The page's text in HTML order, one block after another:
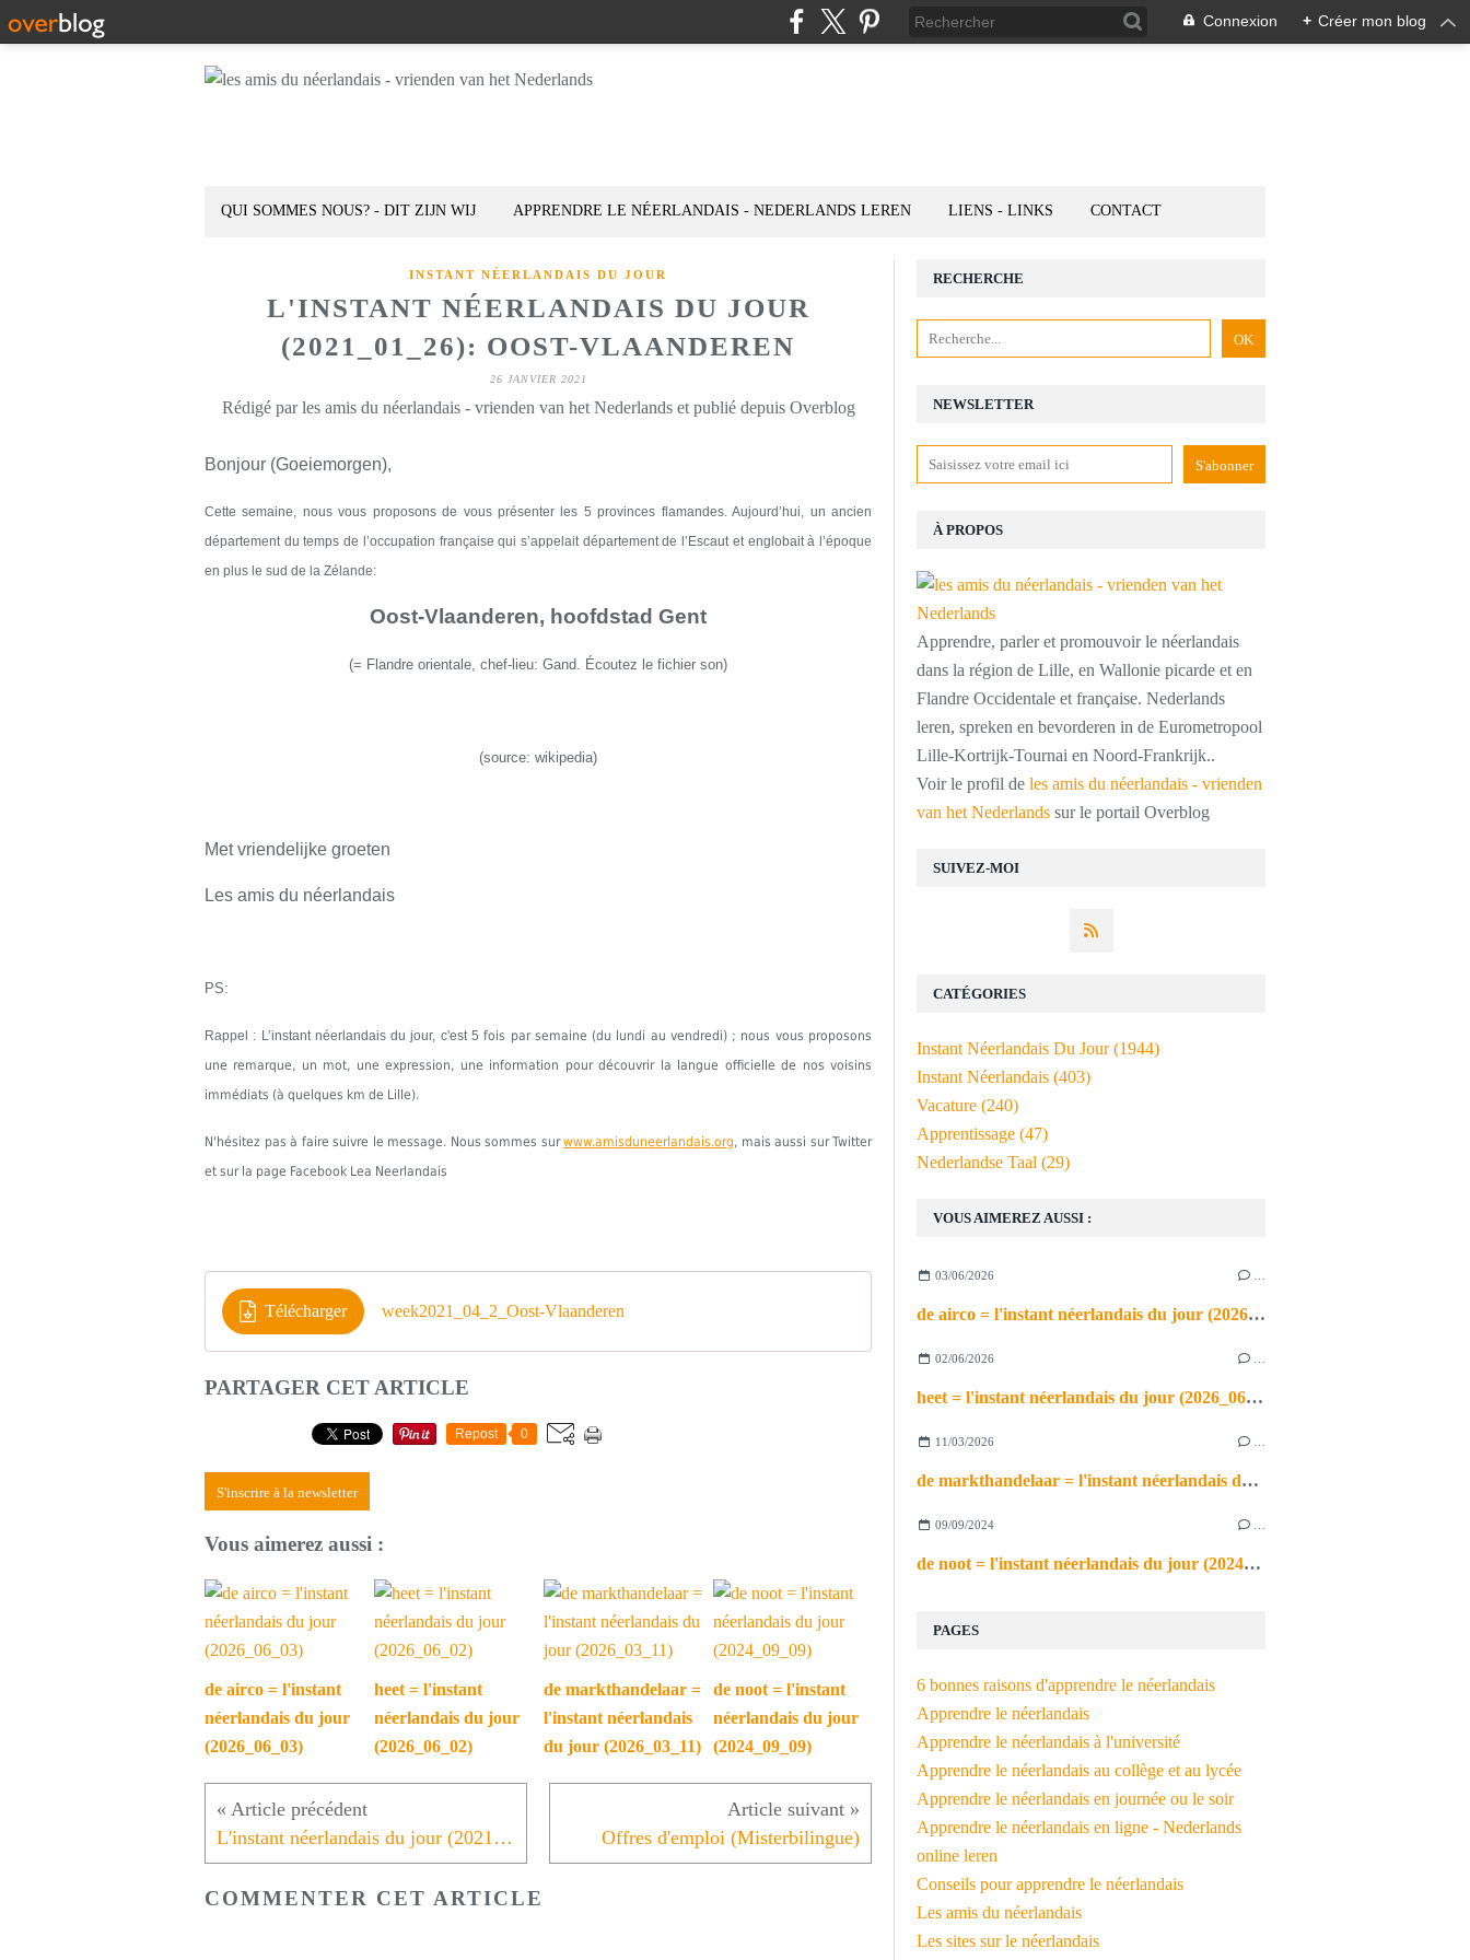
Connexion + Créer mon blog
QUI SOMMES NOUS? - DIT ZIJN WIJ APPRENDRE LE NÉERLANDAIS - NEDERLANDS LEREN LIENS - LINKS CONTACT
INSTANT NÉERLANDAIS DU JOUR
L'INSTANT NÉERLANDAIS DU JOUR
(2021_01_26): OOST-VLAANDEREN
26 JANVIER 2021
Rédigé par les amis du néerlandais - vrienden van het Nederlands et publié depuis Overblog
Bonjour (Goeiemorgen),
Cette semaine, nous vous proposons de vous présenter les 5 provinces flamandes. Aujourd’hui, un ancien
département du temps de l’occupation française qui s’appelait département de l’ Escaut et englobaità l’époque
en plus le sud de la Zé lande:
Oost-Vlaanderen, hoofdstad Gent
(= Flandre orientale, chef-lieu: Gand. Écoutez le fichier son)
(source: wikipedia)
Met vriendelijke groeten
Les amis du néerlandais
PS:
Rappel : L’instant néerlandais du jour, c'est 5 fois par semaine (du lundi au vendredi) ; nous vous proposons
une remarque, un mot, une expression, une information pour découvrir la langue officielle de nos voisins
immédiats (à quelques km de Lille).
N'hésitez pas à faire suivre le message. Nous sommes surwww.amisduneerlandais.org, mais aussi sur Twitter
et sur la page Facebook Lea Neerlandais
Télécharger week2021_04_2_Oost-Vlaanderen
PARTAGER CET ARTICLE
Repost 0
S'inscrire à la newsletter
Vous aimerez aussi :
de airco = l'instant
néerlandais du jour
(2026_06_03)
heet = l'instant
néerlandais du jour
(2026_06_02)
de markthandelaar =
l'instant néerlandais
du jour (2026_03_11)
de noot = l'instant
néerlandais du jour
(2024_09_09)
L'instant néerlandais du jour (2021_01_25): West-Vlaanderen Offres d'emploi (Misterbilingue)
COMMENTER CET ARTICLE
NEWSLETTER
SUIVEZ-MOI
RECHERCHE
À PROPOS
Apprendre, parler et promouvoir le néerlandais
dans la région de Lille, en Wallonie picarde et en
Flandre Occidentale et française. Nederlands
leren, spreken en bevorderen in de Eurometropool
Lille-Kortrijk-Tournai en Noord-Frankrijk..
Voir le profil de les amis du néerlandais - vrienden
van het Nederlands sur le portail Overblog
VOUS AIMEREZ AUSSI :
03/06/2026
de airco = l'instant néerlandais du jour (2026_06_03)
02/06/2026
heet = l'instant néerlandais du jour (2026_06_02)
11/03/2026
de markthandelaar = l'instant néerlandais du jour (2026_03_11)
09/09/2024
de noot = l'instant néerlandais du jour (2024_09_09)
PAGES
6 bonnes raisons d'apprendre le néerlandais
Apprendre le néerlandais
Apprendre le néerlandais à l'université
Apprendre le néerlandais au collège et au lycée
Apprendre le néerlandais en journée ou le soir
Apprendre le néerlandais en ligne - Nederlands
online leren
Conseils pour apprendre le néerlandais
Les amis du néerlandais
Les sites sur le néerlandais
CATÉGORIES
Instant Néerlandais Du Jour(1944)
Instant Néerlandais (403)
Vacature (240)
Apprentissage (47)
Nederlandse Taal (29)